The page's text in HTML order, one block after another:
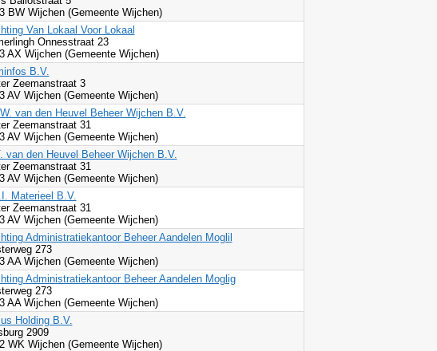
BW Wijchen (Gemeente Wijchen)
Van Lokaal Voor Lokaal
Onnesstraat 23
AX Wijchen (Gemeente Wijchen)
B.V.
Zeemanstraat 3
AV Wijchen (Gemeente Wijchen)
van den Heuvel Beheer Wijchen B.V.
Zeemanstraat 31
AV Wijchen (Gemeente Wijchen)
van den Heuvel Beheer Wijchen B.V.
Zeemanstraat 31
AV Wijchen (Gemeente Wijchen)
Materieel B.V.
Zeemanstraat 31
AV Wijchen (Gemeente Wijchen)
Administratiekantoor Beheer Aandelen Moglil
273
AA Wijchen (Gemeente Wijchen)
Administratiekantoor Beheer Aandelen Moglig
273
AA Wijchen (Gemeente Wijchen)
Holding B.V.
2909
WK Wijchen (Gemeente Wijchen)